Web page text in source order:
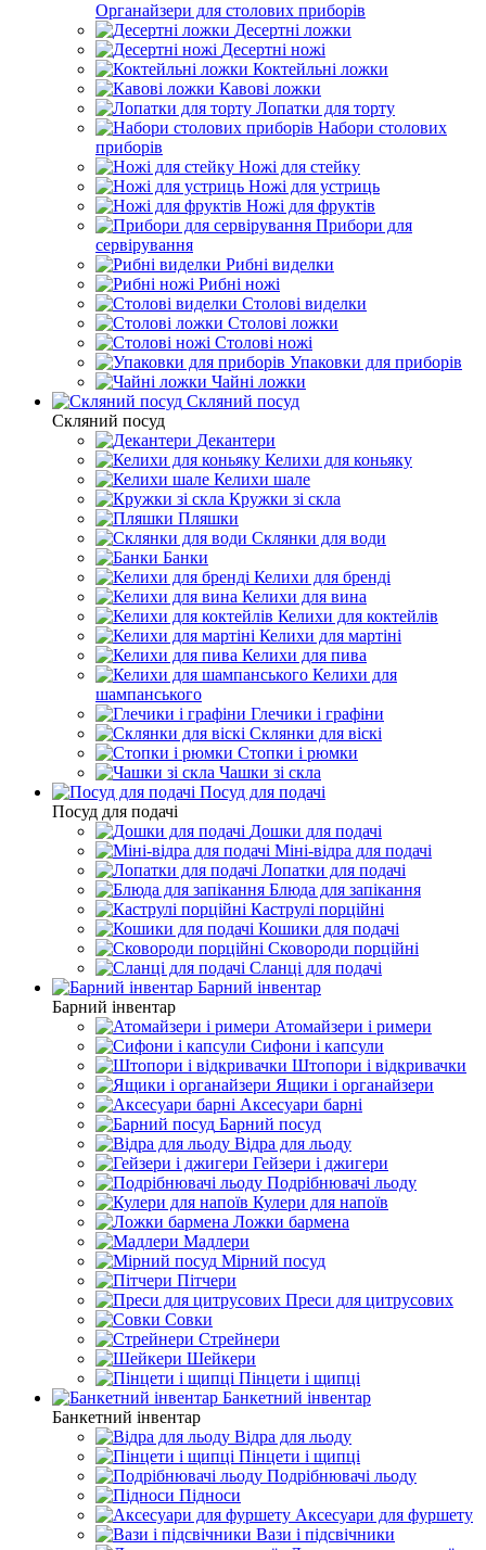
Органайзери для столових приборів
Десертні ложки
Десертні ножі
Коктейльні ложки
Кавові ложки
Лопатки для торту
Набори столових
приборів
Ножі для стейку
Ножі для устриць
Ножі для фруктів
Прибори для
сервірування
Рибні виделки
Рибні ножі
Столові виделки
Столові ложки
Столові ножі
Упаковки для приборів
Чайні ложки
Скляний посуд
Скляний посуд
Декантери
Келихи для коньяку
Келихи шале
Кружки зі скла
Пляшки
Склянки для води
Банки
Келихи для бренді
Келихи для вина
Келихи для коктейлів
Келихи для мартіні
Келихи для пива
Келихи для
шампанського
Глечики і графіни
Склянки для віскі
Стопки і рюмки
Чашки зі скла
Посуд для подачі
Посуд для подачі
Дошки для подачі
Міні-відра для подачі
Лопатки для подачі
Блюда для запікання
Каструлі порційні
Кошики для подачі
Сковороди порційні
Сланці для подачі
Барний інвентар
Барний інвентар
Атомайзери і римери
Сифони і капсули
Штопори і відкривачки
Ящики і органайзери
Аксесуари барні
Барний посуд
Відра для льоду
Гейзери і джигери
Подрібнювачі льоду
Кулери для напоїв
Ложки бармена
Мадлери
Мірний посуд
Пітчери
Преси для цитрусових
Совки
Стрейнери
Шейкери
Пінцети і щипці
Банкетний інвентар
Банкетний інвентар
Відра для льоду
Пінцети і щипці
Подрібнювачі льоду
Підноси
Аксесуари для фуршету
Вази і підсвічники